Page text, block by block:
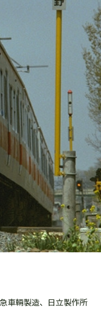
車輛製造、日立製作所